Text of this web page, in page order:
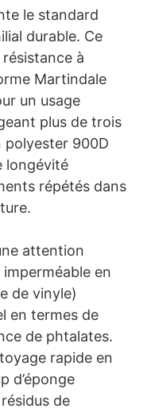
le standard
durable. Ce
à
Martindale
un usage
plus de trois
polyester 900D
longévité
répétés dans
attention
en
de vinyle)
en termes de
de phtalates.
rapide en
d’éponge
de